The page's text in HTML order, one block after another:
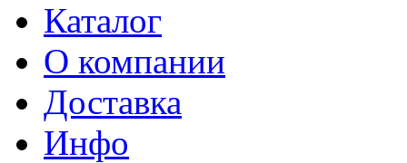
Каталог
О компании
Доставка
Инфо